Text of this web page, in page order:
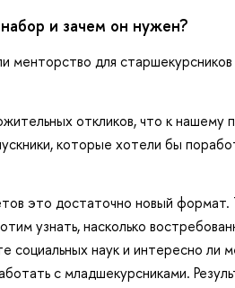
и зачем он нужен?
менторство для старшекурсников
откликов, что к нашему
которые хотели бы
это достаточно новый
узнать, насколько
социальных наук и интересно ли
с младшекурсниками.